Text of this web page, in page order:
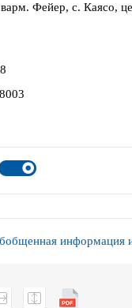
Фейер, с. Каясо,
информация